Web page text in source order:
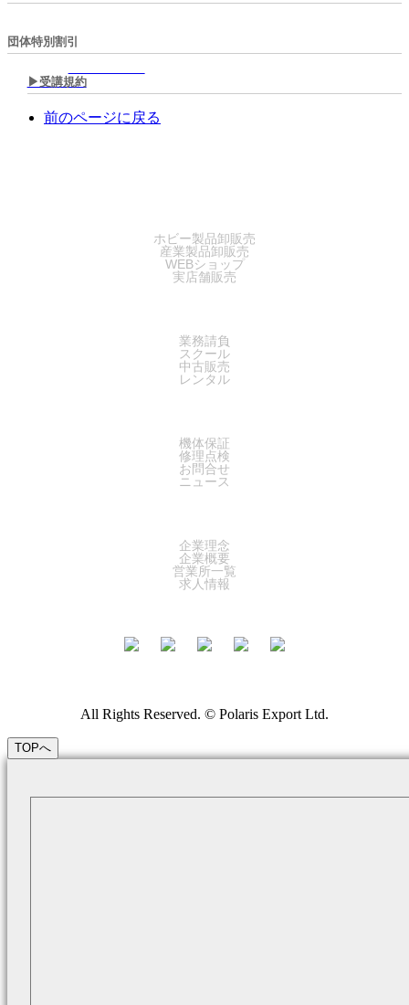
団体特別割引
▶︎受講規約
前のページに戻る
ホビー製品卸販売
産業製品卸販売
WEBショップ
実店舗販売
業務請負
スクール
中古販売
レンタル
機体保証
修理点検
お問合せ
ニュース
企業理念
企業概要
営業所一覧
求人情報
All Rights Reserved. © Polaris Export Ltd.
TOPへ